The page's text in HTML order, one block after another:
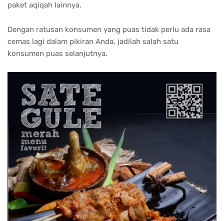
paket aqiqah lainnya.
Dengan ratusan konsumen yang puas tidak perlu ada rasa
cemas lagi dalam pikiran Anda, jadilah salah satu
konsumen puas selanjutnya.